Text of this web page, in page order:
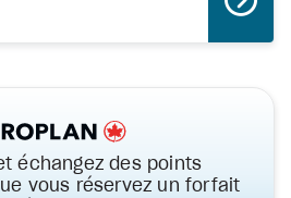
échangez des points
vous réservez un forfait